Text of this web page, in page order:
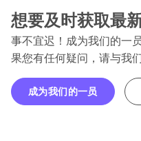
想要及时获取最
事不宜迟！成为我们的一
果您有任何疑问，请与我们
成为我们的一员